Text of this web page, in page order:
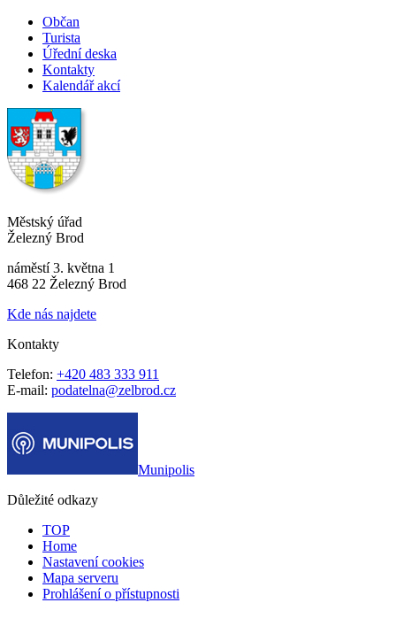
Občan
Turista
Úřední deska
Kontakty
Kalendář akcí
Městský úřad
Železný Brod
náměstí 3. května 1
468 22 Železný Brod
Kde nás najdete
Kontakty
Telefon: +420 483 333 911
E-mail: podatelna@zelbrod.cz
Munipolis
Důležité odkazy
TOP
Home
Nastavení cookies
Mapa serveru
Prohlášení o přístupnosti